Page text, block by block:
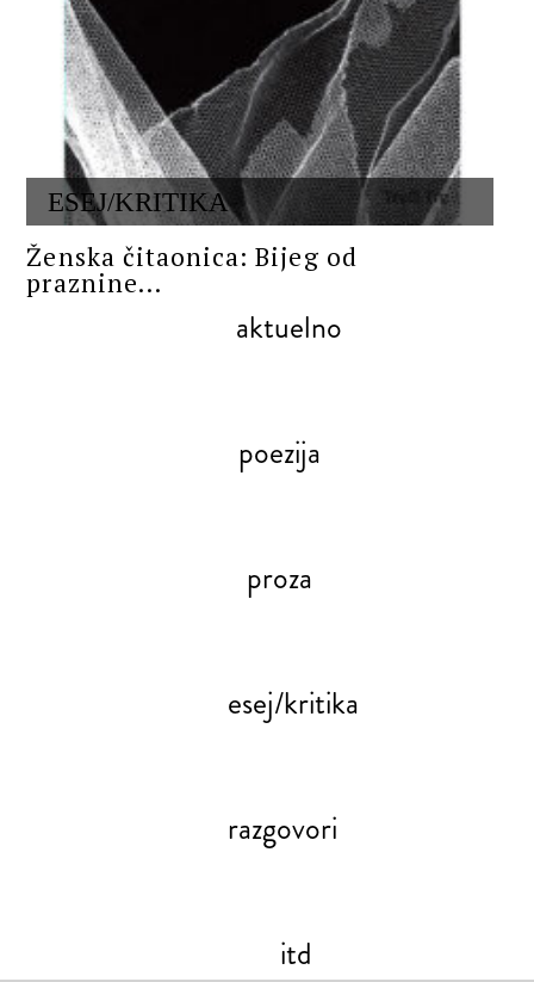
ESEJ/KRITIKA
Ženska čitaonica: Bijeg od
praznine...
aktuelno
poezija
proza
esej/kritika
razgovori
itd